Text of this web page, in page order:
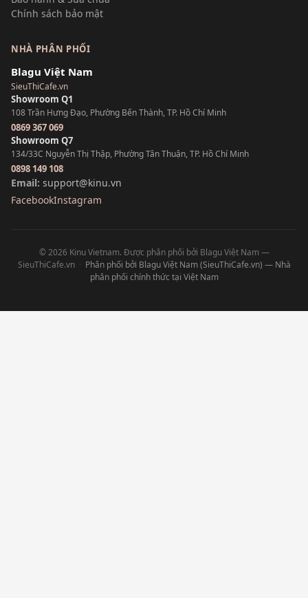
Chính sách bảo mật
NHÀ PHÂN PHỐI
Blagu Việt Nam
SieuThiCafe.vn
Showroom Q1
108 Trần Hưng Đạo, Phường Bến Thành, TP. Hồ Chí Minh
0869 367 069
Showroom Q7
134/33C Nguyễn Thị Thập, Phường Tân Thuận, TP. Hồ Chí Minh
0898 149 108
Email: support@kinu.vn
FacebookInstagram
© 2026 Kinu Vietnam. Được phân phối bởi Blagu Việt Nam —
SieuThiCafe.vn · Phân phối bởi Blagu Việt Nam (SieuThiCafe.vn) — Nhà
phân phối chính thức tại Việt Nam